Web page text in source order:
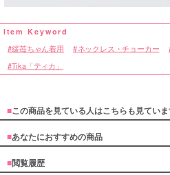
緩苺ちゃん着用 ネックレス・チョーカー
Tika「ティカ」
■この商品を見ている人はこちらも見てい
■あなたにおすすめの商品
■閲覧履歴